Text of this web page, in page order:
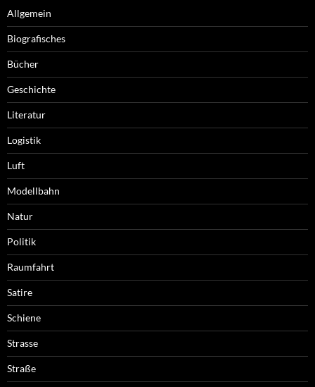
Allgemein
Biografisches
Bücher
Geschichte
Literatur
Logistik
Luft
Modellbahn
Natur
Politik
Raumfahrt
Satire
Schiene
Strasse
Straße